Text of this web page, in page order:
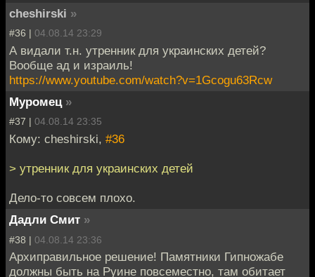
cheshirski »
#36 | 04.08.14 23:29
А видали т.н. утренник для украинских детей?
Вообще ад и израиль!
https://www.youtube.com/watch?v=1Gcogu63Rcw
Муромец »
#37 | 04.08.14 23:35
Кому: cheshirski, #36
> утренник для украинских детей
Дело-то совсем плохо.
Дадли Смит »
#38 | 04.08.14 23:36
Архиправильное решение! Памятники Гипножабе
должны быть на Руине повсеместно, там обитает